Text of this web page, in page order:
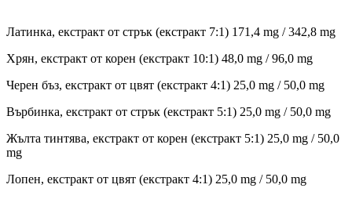
Латинка, екстракт от стрък (екстракт 7:1) 171,4 mg / 342,8 mg
Хрян, екстракт от корен (екстракт 10:1) 48,0 mg / 96,0 mg
Черен бъз, екстракт от цвят (екстракт 4:1) 25,0 mg / 50,0 mg
Върбинка, екстракт от стрък (екстракт 5:1) 25,0 mg / 50,0 mg
Жълта тинтява, екстракт от корен (екстракт 5:1) 25,0 mg / 50,0
mg
Лопен, екстракт от цвят (екстракт 4:1) 25,0 mg / 50,0 mg